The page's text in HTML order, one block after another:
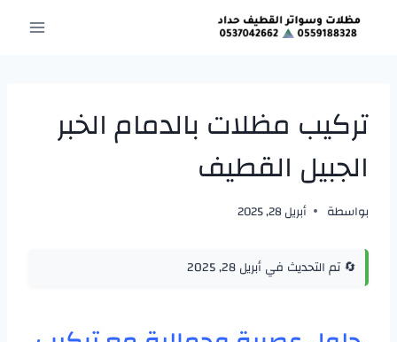
التجاوز
تركيب مظلات بالدمام الخبر
الجبيل القطيف
بواسطة أبريل 28, 2025
🔄 تم التحديث في أبريل 28, 2025